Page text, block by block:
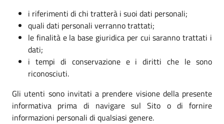
i riferimenti di chi tratterà i suoi dati personali;
quali dati personali verranno trattati;
le finalità e la base giuridica per cui saranno trattati i
dati;
i tempi di conservazione e i diritti che le sono
riconosciuti.
Gli utenti sono invitati a prendere visione della presente
informativa prima di navigare sul Sito o di fornire
informazioni personali di qualsiasi genere.